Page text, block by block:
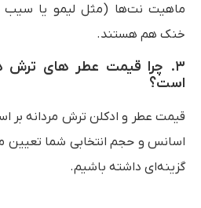
ماهیت نت‌ها (مثل لیمو یا سیب
خنک هم هستند.
۳. چرا قیمت عطر های ترش
است؟
قیمت عطر و ادکلن ترش مردانه بر
اسانس و حجم انتخابی شما تعیین
گزینه‌ای داشته باشیم.